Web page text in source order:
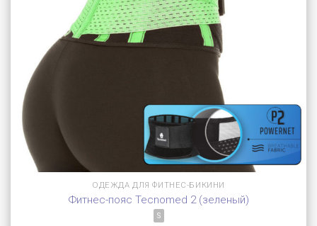
ОДЕЖДА ДЛЯ ФИТНЕС-БИКИНИ
Фитнес-пояс Tecnomed 2 (зеленый)
S